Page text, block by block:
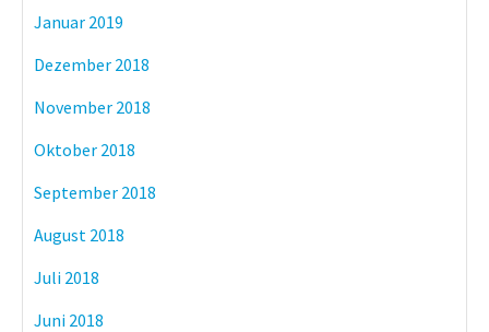
Januar 2019
Dezember 2018
November 2018
Oktober 2018
September 2018
August 2018
Juli 2018
Juni 2018